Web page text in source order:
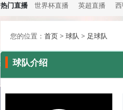
热门直播 世界杯直播 英超直播
您的位置： 首页 > 球队 > 足球队
球队介绍